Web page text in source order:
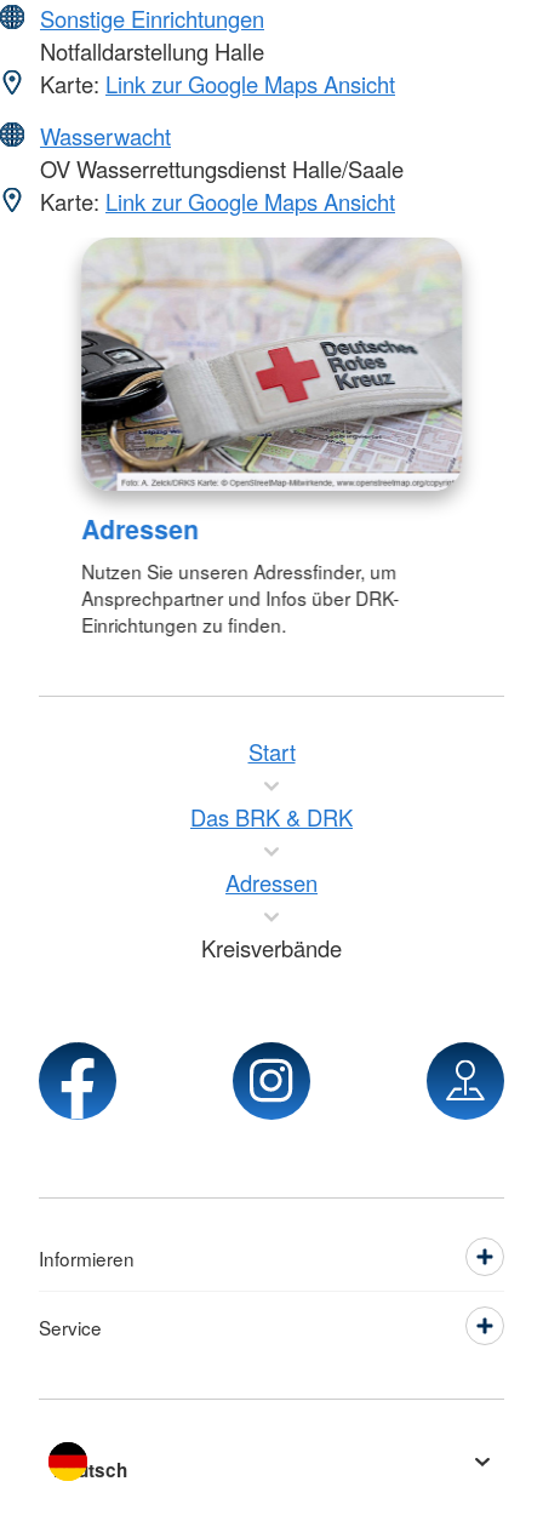
Sonstige Einrichtungen
Notfalldarstellung Halle
Karte: Link zur Google Maps Ansicht
Wasserwacht
OV Wasserrettungsdienst Halle/Saale
Karte: Link zur Google Maps Ansicht
Adressen
Nutzen Sie unseren Adressfinder, um
Ansprechpartner und Infos über DRK-
Einrichtungen zu finden.
Start
Das BRK & DRK
Adressen
Kreisverbände
Informieren
Service
Sprache wechseln zu